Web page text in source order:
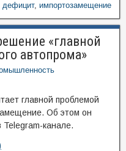
дефицит, импортозамещение
«главной
автопрома»
главной проблемой
Об этом он
Telegram-канале.